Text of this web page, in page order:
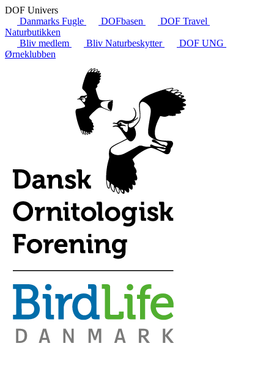
DOF Univers
Danmarks Fugle
DOFbasen
DOF Travel
Naturbutikken
Bliv medlem
Bliv Naturbeskytter
DOF UNG
Ørneklubben